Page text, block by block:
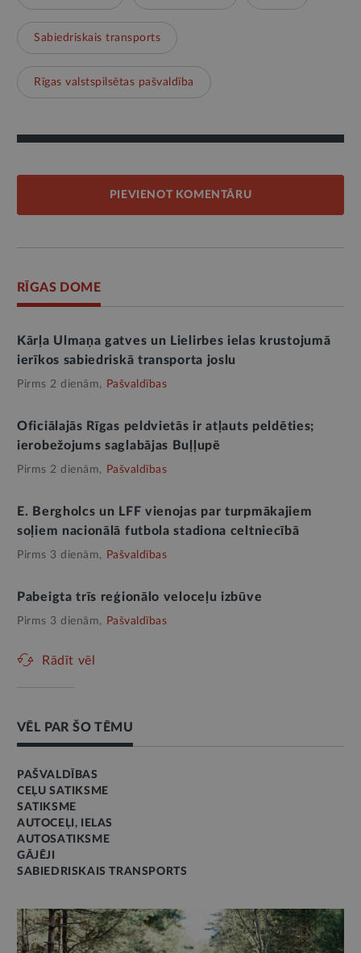
Sabiedriskais transports
Rīgas valstspilsētas pašvaldība
PIEVIENOT KOMENTĀRU
RĪGAS DOME
Kārļa Ulmaņa gatves un Lielirbes ielas krustojumā
ierīkos sabiedriskā transporta joslu
Pirms 2 dienām, Pašvaldības
Oficiālajās Rīgas peldvietās ir atļauts peldēties;
ierobežojums saglabājas Buļļupē
Pirms 2 dienām, Pašvaldības
E. Bergholcs un LFF vienojas par turpmākajiem
soļiem nacionālā futbola stadiona celtniecībā
Pirms 3 dienām, Pašvaldības
Pabeigta trīs reģionālo veloceļu izbūve
Pirms 3 dienām, Pašvaldības
Rādīt vēl
VĒL PAR ŠO TĒMU
PAŠVALDĪBAS
CEĻU SATIKSME
SATIKSME
AUTOCEĻI, IELAS
AUTOSATIKSME
GĀJĒJI
SABIEDRISKAIS TRANSPORTS